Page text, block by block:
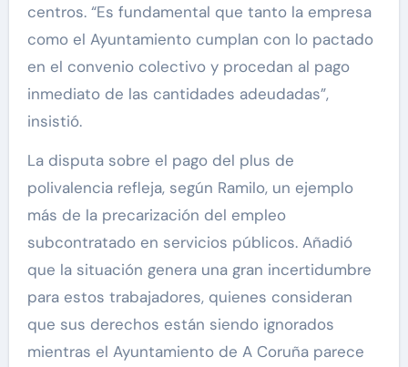
centros. “Es fundamental que tanto la empresa
como el Ayuntamiento cumplan con lo pactado
en el convenio colectivo y procedan al pago
inmediato de las cantidades adeudadas”,
insistió.
La disputa sobre el pago del plus de
polivalencia refleja, según Ramilo, un ejemplo
más de la precarización del empleo
subcontratado en servicios públicos. Añadió
que la situación genera una gran incertidumbre
para estos trabajadores, quienes consideran
que sus derechos están siendo ignorados
mientras el Ayuntamiento de A Coruña parece